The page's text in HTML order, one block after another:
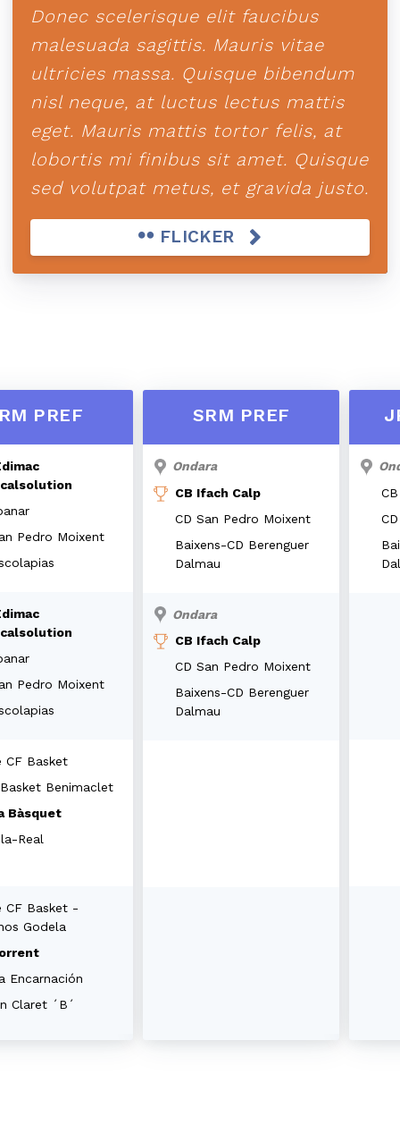
Donec scelerisque elit faucibus
malesuada sagittis. Mauris vitae
ultricies massa. Quisque bibendum
nisl neque, at luctus lectus mattis
eget. Mauris mattis tortor felis, at
lobortis mi finibus sit amet. Quisque
sed volutpat metus, et gravida justo.
FLICKER
PREF
Pedro Moixent
Pedro Moixent
CF Basket
Benimaclet
Bàsquet
Real
CF Basket -
Godela
Encarnación
Claret ´B´
SRM PREF
Ondara
CB Ifach Calp
CD San Pedro Moixent
Baixens-CD Berenguer
Dalmau
Ondara
CB Ifach Calp
CD San Pedro Moixent
Baixens-CD Berenguer
Dalmau